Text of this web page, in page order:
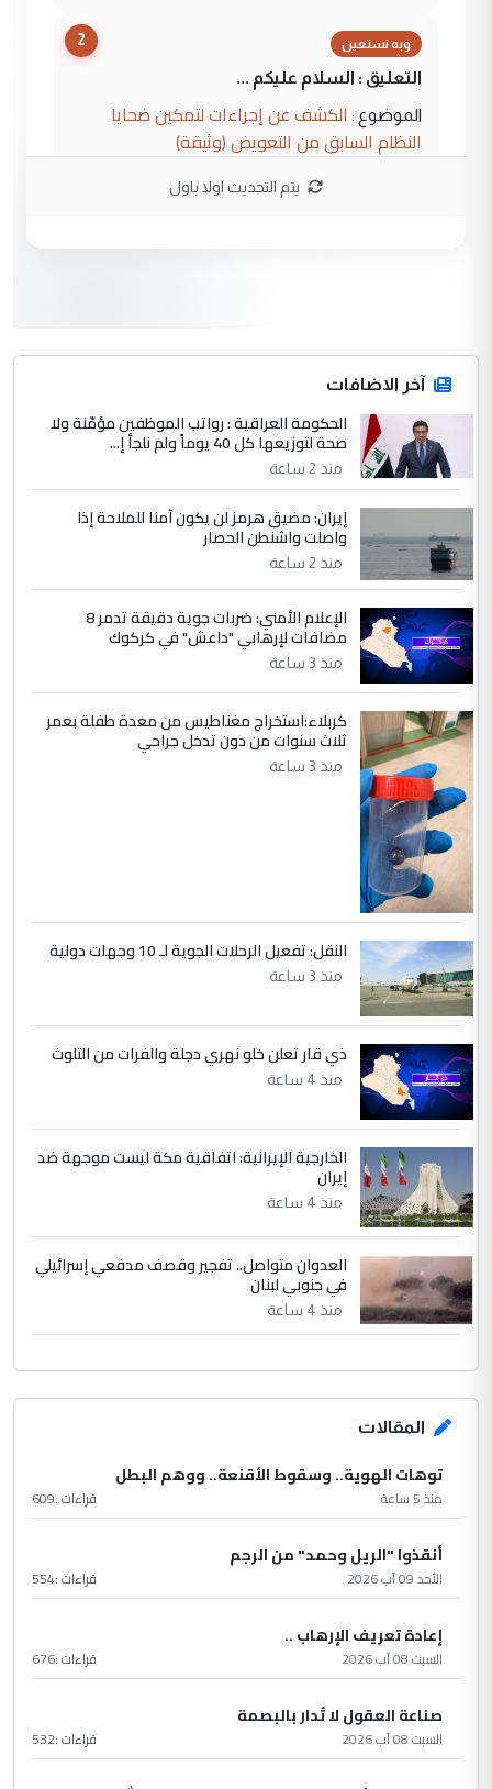
2 وبه نستعين
التعليق : السلام عليكم ...
الموضوع : الكشف عن إجراءات لتمكين ضحايا
النظام السابق من التعويض (وثيقة)
محمد حسين عبد الكريم حسين
صلاح مهدي حسن
التعليق : صلاح مهدي حسن ...
الموضوع :
هيئة الحج تصدر قرارا يخص "لم الشمل"
وتعديل استمارة قرعة الحج
صلاح مهدي حسن
التعليق : صلاح مهدي حسن ...
الموضوع :
هيئة الحج تصدر قرارا يخص "لم الشمل"
وتعديل استمارة قرعة الحج
يتم التحديث اولا باول
آخر الاضافات
الحكومة العراقية : رواتب الموظفين مؤمّنة ولا
صحة لتوزيعها كل 40 يوماً ولم نلجأ إ...
منذ 2 ساعة
إيران: مضيق هرمز لن يكون آمنا للملاحة إذا
واصلت واشنطن الحصار
منذ 2 ساعة
الإعلام الأمني: ضربات جوية دقيقة تدمر 8
مضافات لإرهابي "داعش" في كركوك
منذ 3 ساعة
كربلاء:استخراج مغناطيس من معدة طفلة بعمر
ثلاث سنوات من دون تدخل جراحي
منذ 3 ساعة
النقل: تفعيل الرحلات الجوية لـ 10 وجهات دولية
منذ 3 ساعة
ذي قار تعلن خلو نهري دجلة والفرات من التلوث
منذ 4 ساعة
الخارجية الإيرانية: اتفاقية مكة ليست موجهة ضد
إيران
منذ 4 ساعة
العدوان متواصل.. تفجير وقصف مدفعي إسرائيلي
في جنوبي لبنان
منذ 4 ساعة
المقالات
توهات الهوية.. وسقوط الأقنعة.. ووهم البطل
منذ 5 ساعة قراءات :609
أنقذوا "الريل وحمد" من الرجم
الأحد 09 آب 2026 قراءات :554
إعادة تعريف الإرهاب ..
السبت 08 آب 2026 قراءات :676
صناعة العقول لا تُدار بالبصمة
السبت 08 آب 2026 قراءات :532